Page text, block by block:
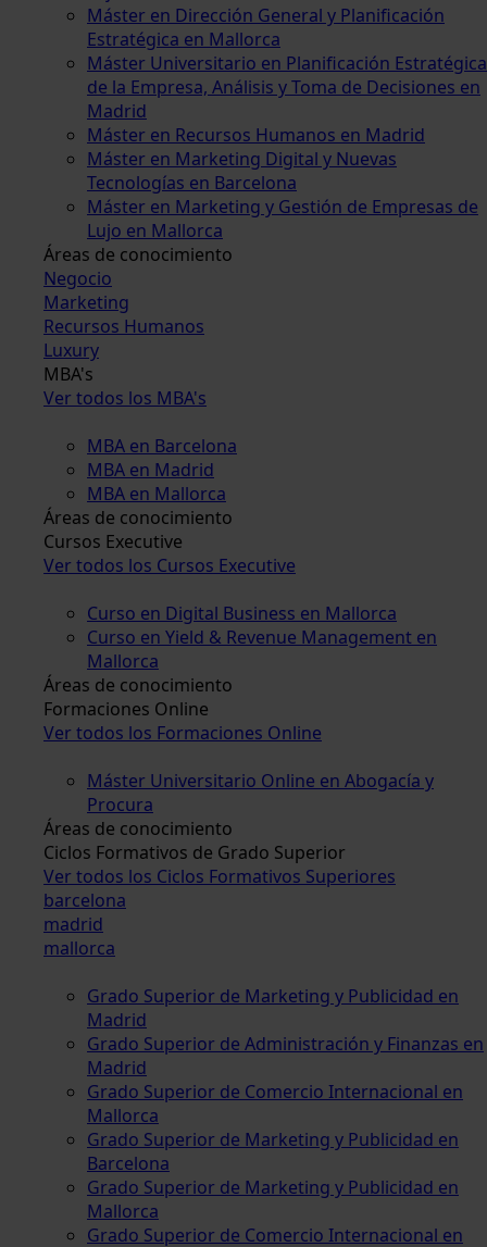
Máster en Dirección General y Planificación
Estratégica en Mallorca
Máster Universitario en Planificación Estratégica
de la Empresa, Análisis y Toma de Decisiones en
Madrid
Máster en Recursos Humanos en Madrid
Máster en Marketing Digital y Nuevas
Tecnologías en Barcelona
Máster en Marketing y Gestión de Empresas de
Lujo en Mallorca
Áreas de conocimiento
Negocio
Marketing
Recursos Humanos
Luxury
MBA's
Ver todos los MBA's
MBA en Barcelona
MBA en Madrid
MBA en Mallorca
Áreas de conocimiento
Cursos Executive
Ver todos los Cursos Executive
Curso en Digital Business en Mallorca
Curso en Yield & Revenue Management en
Mallorca
Áreas de conocimiento
Formaciones Online
Ver todos los Formaciones Online
Máster Universitario Online en Abogacía y
Procura
Áreas de conocimiento
Ciclos Formativos de Grado Superior
Ver todos los Ciclos Formativos Superiores
barcelona
madrid
mallorca
Grado Superior de Marketing y Publicidad en
Madrid
Grado Superior de Administración y Finanzas en
Madrid
Grado Superior de Comercio Internacional en
Mallorca
Grado Superior de Marketing y Publicidad en
Barcelona
Grado Superior de Marketing y Publicidad en
Mallorca
Grado Superior de Comercio Internacional en